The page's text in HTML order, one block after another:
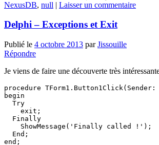
NexusDB, null | Laisser un commentaire
Delphi – Exceptions et Exit
Publié le 4 octobre 2013 parJissouille
Répondre
Je viens de faire une découverte très
procedure
begin
  Try
    exit;
  Finally
    ShowMessage('Finally called !');
  End;